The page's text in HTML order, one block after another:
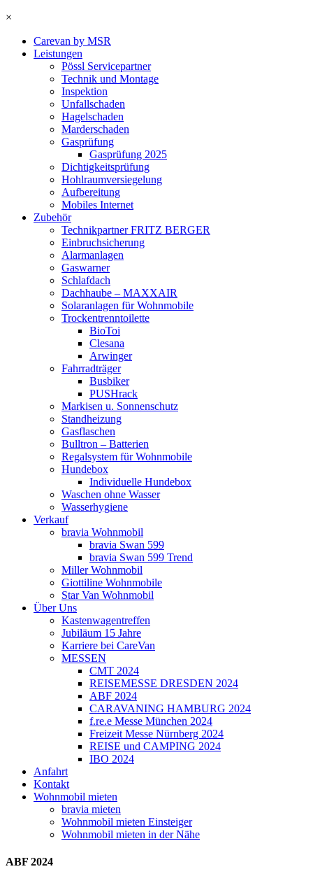
×
Carevan by MSR
Leistungen
Pössl Servicepartner
Technik und Montage
Inspektion
Unfallschaden
Hagelschaden
Marderschaden
Gasprüfung
Gasprüfung 2025
Dichtigkeitsprüfung
Hohlraumversiegelung
Aufbereitung
Mobiles Internet
Zubehör
Technikpartner FRITZ BERGER
Einbruchsicherung
Alarmanlagen
Gaswarner
Schlafdach
Dachhaube – MAXXAIR
Solaranlagen für Wohnmobile
Trockentrenntoilette
BioToi
Clesana
Arwinger
Fahrradträger
Busbiker
PUSHrack
Markisen u. Sonnenschutz
Standheizung
Gasflaschen
Bulltron – Batterien
Regalsystem für Wohnmobile
Hundebox
Individuelle Hundebox
Waschen ohne Wasser
Wasserhygiene
Verkauf
bravia Wohnmobil
bravia Swan 599
bravia Swan 599 Trend
Miller Wohnmobil
Giottiline Wohnmobile
Star Van Wohnmobil
Über Uns
Kastenwagentreffen
Jubiläum 15 Jahre
Karriere bei CareVan
MESSEN
CMT 2024
REISEMESSE DRESDEN 2024
ABF 2024
CARAVANING HAMBURG 2024
f.re.e Messe München 2024
Freizeit Messe Nürnberg 2024
REISE und CAMPING 2024
IBO 2024
Anfahrt
Kontakt
Wohnmobil mieten
bravia mieten
Wohnmobil mieten Einsteiger
Wohnmobil mieten in der Nähe
ABF 2024